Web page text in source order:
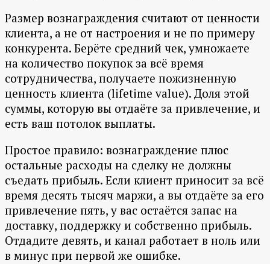
Размер вознаграждения считают от ценности
клиента, а не от настроения и не по примеру
конкурента. Берёте средний чек, умножаете
на количество покупок за всё время
сотрудничества, получаете пожизненную
ценность клиента (lifetime value). Доля этой
суммы, которую вы отдаёте за привлечение, и
есть ваш потолок выплаты.
Простое правило: вознаграждение плюс
остальные расходы на сделку не должны
съедать прибыль. Если клиент приносит за всё
время десять тысяч маржи, а вы отдаёте за его
привлечение пять, у вас остаётся запас на
доставку, поддержку и собственно прибыль.
Отдадите девять, и канал работает в ноль или
в минус при первой же ошибке.